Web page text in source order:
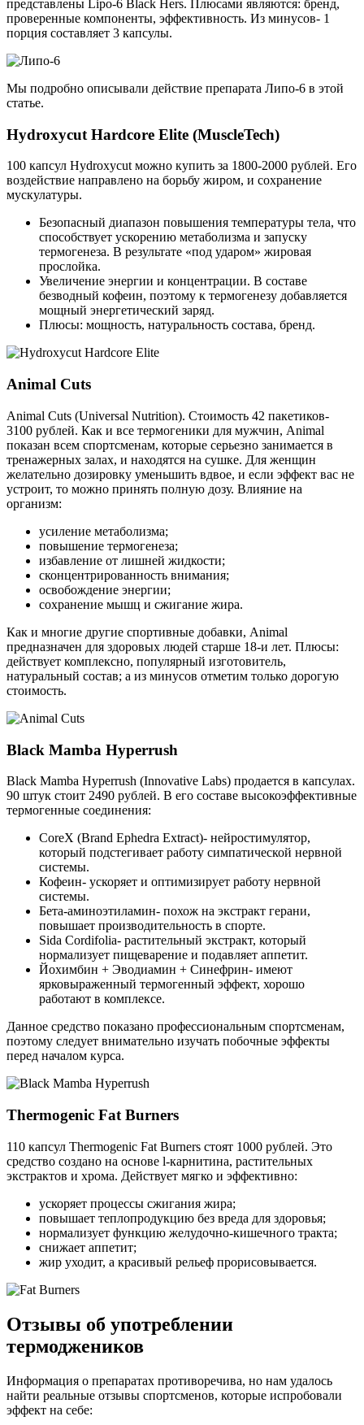
представлены Lipo-6 Black Hers. Плюсами являются: бренд,
проверенные компоненты, эффективность. Из минусов- 1
порция составляет 3 капсулы.
Мы подробно описывали действие препарата Липо-6 в этой
статье.
Hydroxycut Hardcore Elite (MuscleTech)
100 капсул Hydroxycut можно купить за 1800-2000 рублей. Его
воздействие направлено на борьбу жиром, и сохранение
мускулатуры.
Безопасный диапазон повышения температуры тела, что
способствует ускорению метаболизма и запуску
термогенеза. В результате «под ударом» жировая
прослойка.
Увеличение энергии и концентрации. В составе
безводный кофеин, поэтому к термогенезу добавляется
мощный энергетический заряд.
Плюсы: мощность, натуральность состава, бренд.
Animal Cuts
Animal Cuts (Universal Nutrition). Стоимость 42 пакетиков-
3100 рублей. Как и все термогеники для мужчин, Animal
показан всем спортсменам, которые серьезно занимается в
тренажерных залах, и находятся на сушке. Для женщин
желательно дозировку уменьшить вдвое, и если эффект вас не
устроит, то можно принять полную дозу. Влияние на
организм:
усиление метаболизма;
повышение термогенеза;
избавление от лишней жидкости;
сконцентрированность внимания;
освобождение энергии;
сохранение мышц и сжигание жира.
Как и многие другие спортивные добавки, Animal
предназначен для здоровых людей старше 18-и лет. Плюсы:
действует комплексно, популярный изготовитель,
натуральный состав; а из минусов отметим только дорогую
стоимость.
Black Mamba Hyperrush
Black Mamba Hyperrush (Innovative Labs) продается в капсулах.
90 штук стоит 2490 рублей. В его составе высокоэффективные
термогенные соединения:
CoreX (Brand Ephedra Extract)- нейростимулятор,
который подстегивает работу симпатической нервной
системы.
Кофеин- ускоряет и оптимизирует работу нервной
системы.
Бета-аминоэтиламин- похож на экстракт герани,
повышает производительность в спорте.
Sida Cordifolia- растительный экстракт, который
нормализует пищеварение и подавляет аппетит.
Йохимбин + Эводиамин + Синефрин- имеют
ярковыраженный термогенный эффект, хорошо
работают в комплексе.
Данное средство показано профессиональным спортсменам,
поэтому следует внимательно изучать побочные эффекты
перед началом курса.
Thermogenic Fat Burners
110 капсул Thermogenic Fat Burners стоят 1000 рублей. Это
средство создано на основе l-карнитина, растительных
экстрактов и хрома. Действует мягко и эффективно:
ускоряет процессы сжигания жира;
повышает теплопродукцию без вреда для здоровья;
нормализует функцию желудочно-кишечного тракта;
снижает аппетит;
жир уходит, а красивый рельеф прорисовывается.
Отзывы об употреблении
термоджеников
Информация о препаратах противоречива, но нам удалось
найти реальные отзывы спортсменов, которые испробовали
эффект на себе: